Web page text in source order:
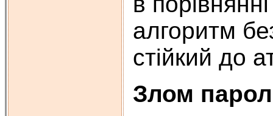
алгоритм
стійкий до
Злом